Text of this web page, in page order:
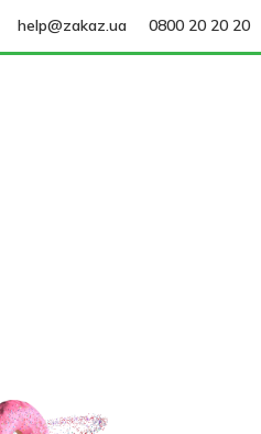
help@zakaz.ua 0800 20 20 20